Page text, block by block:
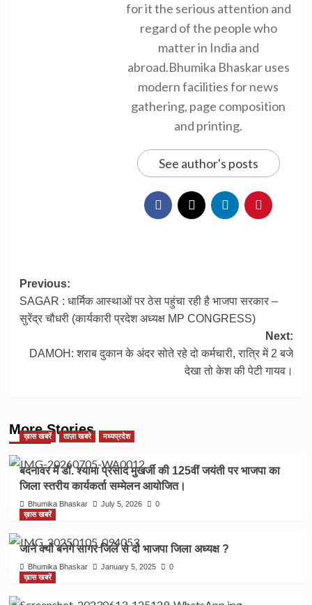
for it the serious attention and
regard of the people who
matter in India and
abroad.Bhumika Bhaskar uses
modern facilities for news
gathering, page composition
and printing.
See author's posts
Post
navigation
Previous:
SAGAR : धार्मिक आस्थाओं पर ठेस पहुंचा रही है भाजपा सरकार –
सुरेंद्र चौधरी (कार्यकारी प्रदेश अध्यक्ष MP CONGRESS)
Next:
DAMOH: शराब दुकान के अंदर सोते रहे दो कर्मचारी, रात्रि में 2 बजे
देखा तो केश की पेटी गायव।
More Stories
ख़ास खबरें ताज़ा खबरे मध्यप्रदेश
बदनावर में डॉ. श्यामा प्रसाद मुखर्जी की 125वीं जयंती पर भाजपा का
जिला स्तरीय कार्यकर्ता सम्मेलन आयोजित।
Bhumika Bhaskar July 5, 2026
0
ख़ास खबरें
जाने क्यों बनेगे सागर जिले से दो भाजपा जिला अध्यक्ष ?
Bhumika Bhaskar January 5, 2025
0
ख़ास खबरें